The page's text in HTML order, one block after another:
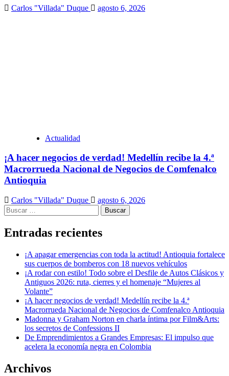
Carlos "Villada" Duque agosto 6, 2026
Actualidad
¡A hacer negocios de verdad! Medellín recibe la 4.ª
Macrorrueda Nacional de Negocios de Comfenalco
Antioquia
Carlos "Villada" Duque
agosto 6, 2026
Buscar:
Entradas recientes
¡A apagar emergencias con toda la actitud! Antioquia fortalece
sus cuerpos de bomberos con 18 nuevos vehículos
¡A rodar con estilo! Todo sobre el Desfile de Autos Clásicos y
Antiguos 2026: ruta, cierres y el homenaje “Mujeres al
Volante”
¡A hacer negocios de verdad! Medellín recibe la 4.ª
Macrorrueda Nacional de Negocios de Comfenalco Antioquia
Madonna y Graham Norton en charla íntima por Film&Arts:
los secretos de Confessions II
De Emprendimientos a Grandes Empresas: El impulso que
acelera la economía negra en Colombia
Archivos